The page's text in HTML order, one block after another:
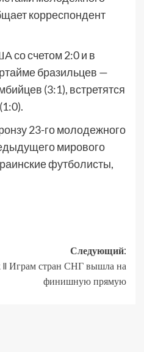
корреспондент
со счетом 2:0 и в
бразильцев —
(3:1), встретятся
23-го молодежного
мирового
футболисты,
Следующий:
II Играм стран СНГ вышла на
финишную прямую